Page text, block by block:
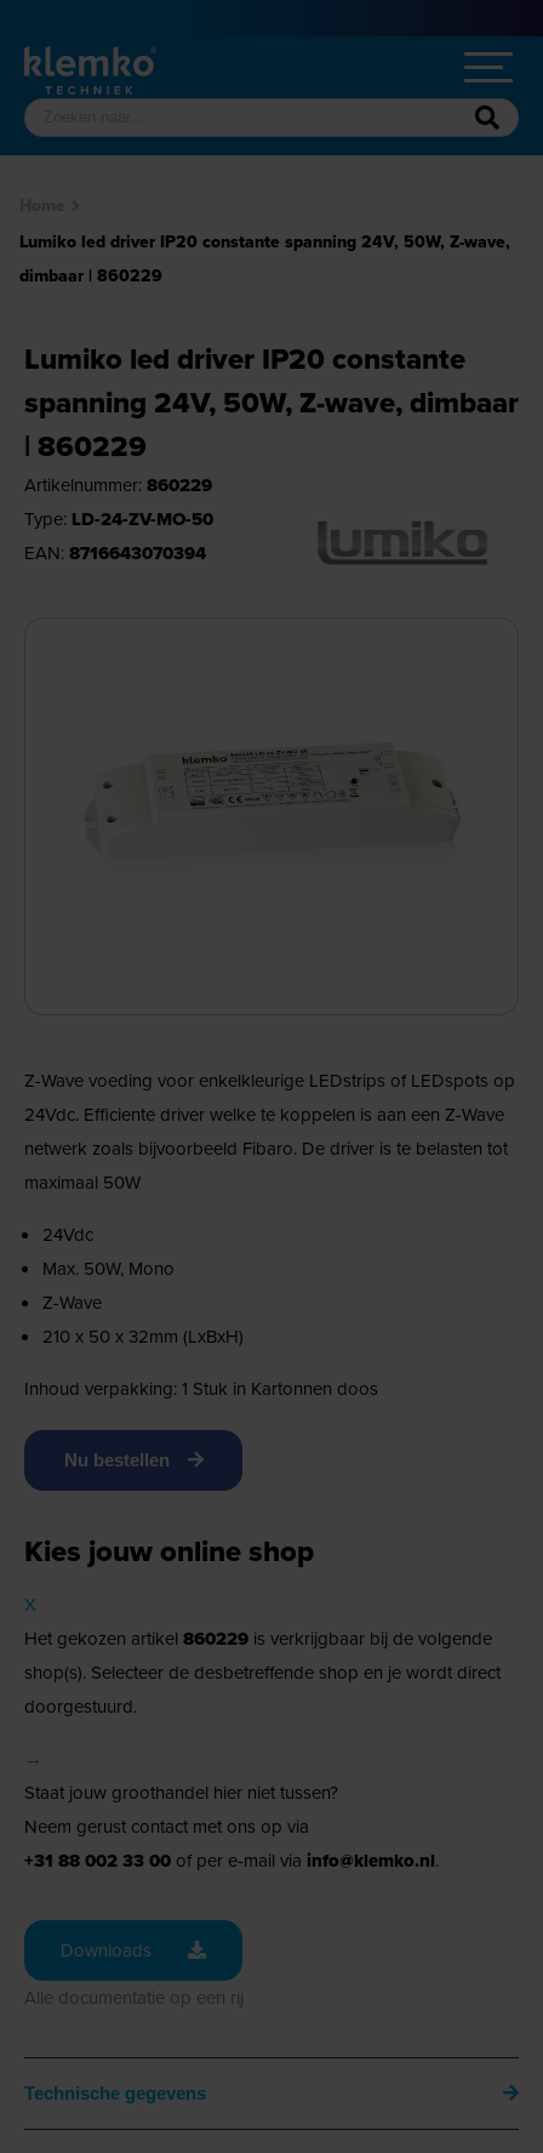
Lumiko led driver IP20 constante spanning 24V, 50W, Z-wave,
dimbaar | 860229
Lumiko led driver IP20 constante
spanning 24V, 50W, Z-wave, dimbaar
| 860229
Artikelnummer: 860229
Type: LD-24-ZV-MO-50
EAN: 8716643070394
Z-Wave voeding voor enkelkleurige LEDstrips of LEDspots op
24Vdc. Efficiente driver welke te koppelen is aan een Z-Wave
netwerk zoals bijvoorbeeld Fibaro. De driver is te belasten tot
maximaal 50W
24Vdc
Max. 50W, Mono
Z-Wave
210 x 50 x 32mm (LxBxH)
Inhoud verpakking: 1 Stuk in Kartonnen doos
Nu bestellen
Kies jouw online shop
X
Het gekozen artikel 860229 is verkrijgbaar bij de volgende
shop(s). Selecteer de desbetreffende shop en je wordt direct
doorgestuurd.
→
Staat jouw groothandel hier niet tussen?
Neem gerust contact met ons op via
+31 88 002 33 00 of per e-mail via info@klemko.nl.
Downloads
Alle documentatie op een rij
Technische gegevens